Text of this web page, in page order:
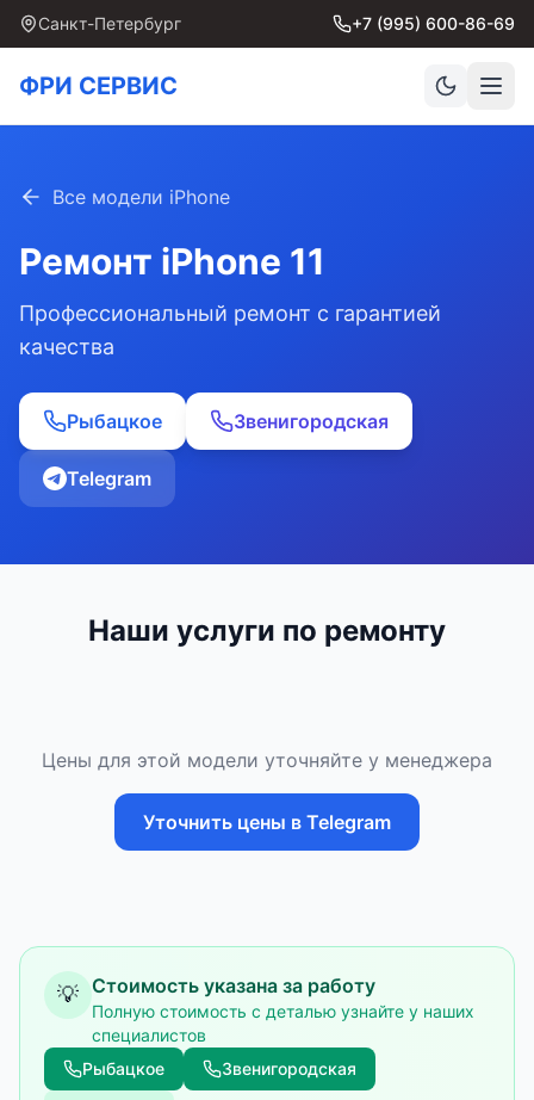
Санкт-Петербург +7 (995) 600-86-69
ФРИ СЕРВИС
Все модели iPhone
Ремонт iPhone 11
Профессиональный ремонт с гарантией
качества
Рыбацкое Звенигородская
Telegram
Наши услуги по ремонту
Цены для этой модели уточняйте у менеджера
Уточнить цены в Telegram
💡 Стоимость указана за работу
Полную стоимость с деталью узнайте у наших
специалистов
Рыбацкое
Звенигородская